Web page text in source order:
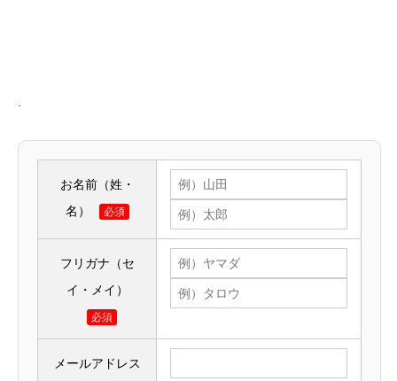
お名前（姓・
名）
必須
フリガナ（セ
イ・メイ）
必須
メールアドレス